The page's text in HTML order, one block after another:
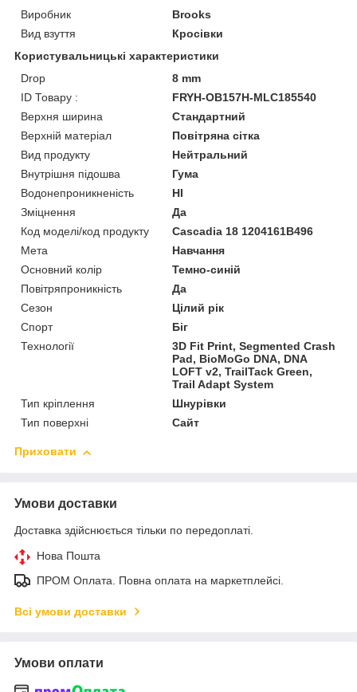
Виробник
Brooks
Вид взуття
Кросівки
Користувальницькі характеристики
Drop
8 mm
ID Товару :
FRYH-OB157H-MLC185540
Верхня ширина
Стандартний
Верхній матеріал
Повітряна сітка
Вид продукту
Нейтральний
Внутрішня підошва
Гума
Водонепроникненість
HI
Зміцнення
Да
Код моделі/код продукту
Cascadia 18 1204161B496
Мета
Навчання
Основний колір
Темно-синій
Повітряпроникність
Да
Сезон
Цілий рік
Спорт
Біг
Технології
3D Fit Print, Segmented Crash
Pad, BioMoGo DNA, DNA
LOFT v2, TrailTack Green,
Trail Adapt System
Тип кріплення
Шнурівки
Тип поверхні
Сайт
Приховати
Умови доставки
Доставка здійснюється тільки по передоплаті.
Нова Пошта
ПРОМ Оплата. Повна оплата на маркетплейсі.
Всі умови доставки
Умови оплати